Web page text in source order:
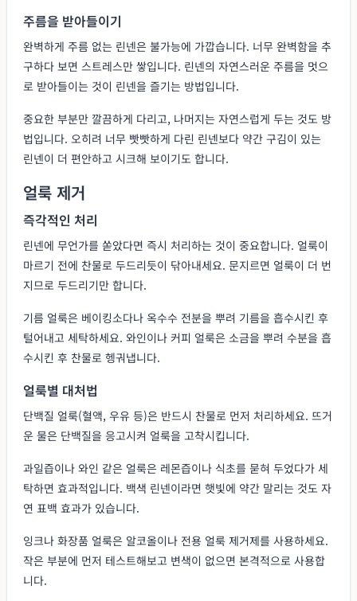
주름을 받아들이기
완벽하게 주름 없는 린넨은 불가능에 가깝습니다. 너무 완벽함을 추
구하다 보면 스트레스만 쌓입니다. 린넨의 자연스러운 주름을 멋으
로 받아들이는 것이 린넨을 즐기는 방법입니다.
중요한 부분만 깔끔하게 다리고, 나머지는 자연스럽게 두는 것도 방
법입니다. 오히려 너무 빳빳하게 다린 린넨보다 약간 구김이 있는
린넨이 더 편안하고 시크해 보이기도 합니다.
얼룩 제거
즉각적인 처리
린넨에 무언가를 쏟았다면 즉시 처리하는 것이 중요합니다. 얼룩이
마르기 전에 찬물로 두드리듯이 닦아내세요. 문지르면 얼룩이 더 번
지므로 두드리기만 합니다.
기름 얼룩은 베이킹소다나 옥수수 전분을 뿌려 기름을 흡수시킨 후
털어내고 세탁하세요. 와인이나 커피 얼룩은 소금을 뿌려 수분을 흡
수시킨 후 찬물로 헹궈냅니다.
얼룩별 대처법
단백질 얼룩(혈액, 우유 등)은 반드시 찬물로 먼저 처리하세요. 뜨거
운 물은 단백질을 응고시켜 얼룩을 고착시킵니다.
과일즙이나 와인 같은 얼룩은 레몬즙이나 식초를 묻혀 두었다가 세
탁하면 효과적입니다. 백색 린넨이라면 햇빛에 약간 말리는 것도 자
연 표백 효과가 있습니다.
잉크나 화장품 얼룩은 알코올이나 전용 얼룩 제거제를 사용하세요.
작은 부분에 먼저 테스트해보고 변색이 없으면 본격적으로 사용합
니다.